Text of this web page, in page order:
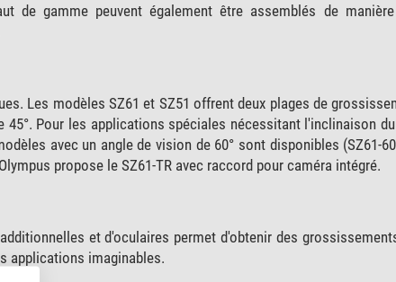
de gamme peuvent également être assemblés de
Les modèles SZ61 et SZ51 offrent deux plages de
Pour les applications spéciales nécessitant l'inclinaison
avec un angle de vision de 60° sont disponibles (SZ61-
propose le SZ61-TR avec raccord pour caméra intégré.
et d'oculaires permet d'obtenir des
applications imaginables.